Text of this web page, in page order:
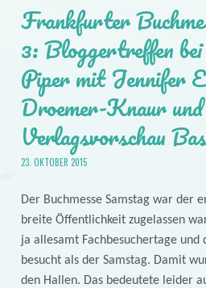
Frankfurter
3: Bloggertreffen
Piper mit Jennifer
Droemer-Knaur und
Verlagsvorschau
23. OKTOBER 2015
Der Buchmesse Samstag war der
breite Öffentlichkeit zugelassen
ja allesamt Fachbesuchertage
besucht als der Samstag. Damit
den Hallen. Das bedeutete leider